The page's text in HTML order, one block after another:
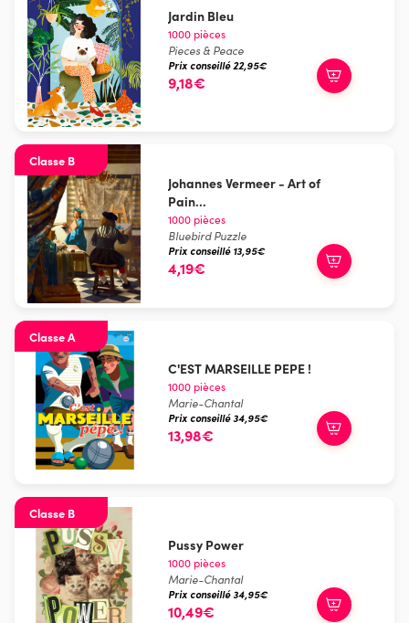
Jardin Bleu
1000 pièces
Pieces & Peace
Prix conseillé 22,95€
9,18€
Classe B
Johannes Vermeer - Art of
Pain...
1000 pièces
Bluebird Puzzle
Prix conseillé 13,95€
4,19€
Classe A
C'EST MARSEILLE PEPE !
1000 pièces
Marie-Chantal
Prix conseillé 34,95€
13,98€
Classe B
Pussy Power
1000 pièces
Marie-Chantal
Prix conseillé 34,95€
10,49€